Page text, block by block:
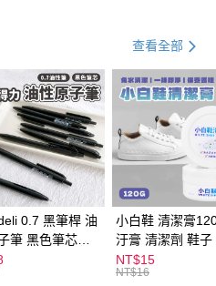
查看全部
0.7 黑筆桿 油
筆 黑色筆芯
小白鞋 清潔膏
汙膏 清潔劑 鞋子
漬 白皮鞋 鞋油
NT$15
NT$16